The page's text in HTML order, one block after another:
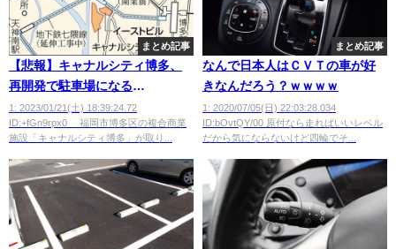
まとめ記事
【悲報】キャナルシティ博多、
再開発で駐車場になる
wwwwwww
1: 2023/01/21(土) 18:39:24.72
ID:+fGn9rpx0 福岡市博多区の複合商業
施設「キャナルシティ博多」が取り...
まとめ記事
なんで日本人はＣＶＴの車が好
きなんだろう？ｗｗｗｗ
1: 2020/07/05(日) 22:03:28.034
ID:bOvtQY/00 原付なら走ればいいレベル
だから気にならないけど四輪でそ...